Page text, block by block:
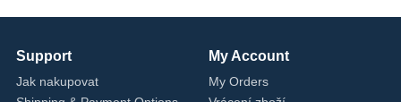
Support
Jak nakupovat
My Account
My Orders